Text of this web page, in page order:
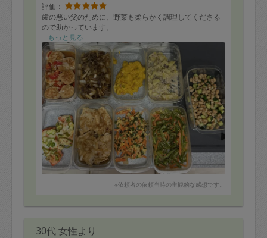
評価：
歯の悪い父のために、野菜も柔らかく調理してくださる
ので助かっています。
もっと見る
※依頼者の依頼当時の主観的な感想です。
30代 女性より